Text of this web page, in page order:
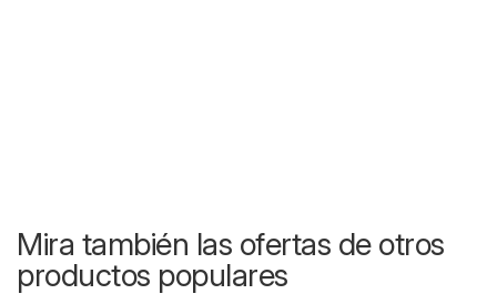
Mira también las ofertas de otros
productos populares